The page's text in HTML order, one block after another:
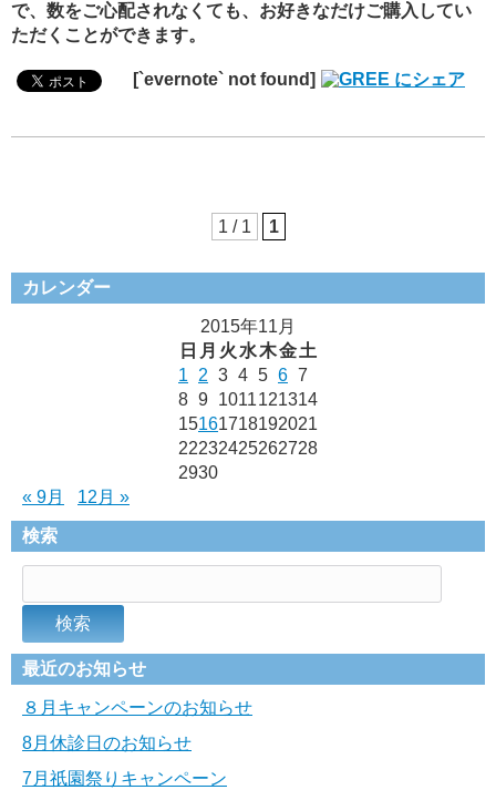
で、数をご心配されなくても、お好きなだけご購入してい
ただくことができます。
[`evernote` not found]
1 / 1 1
カレンダー
2015年11月
日 月 火 水木金土
1
2 3 4 5 6 7
8 9 1011121314
15161718192021
22232425262728
2930
« 9月
12月 »
検索
最近のお知らせ
８月キャンペーンのお知らせ
8月休診日のお知らせ
7月祇園祭りキャンペーン